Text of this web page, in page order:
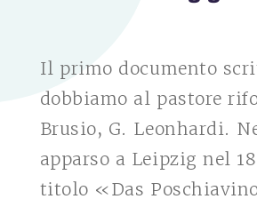
Il primo documento
dobbiamo al pastore
Brusio, G. Leonhardi.
apparso a Leipzig nel
titolo «Das